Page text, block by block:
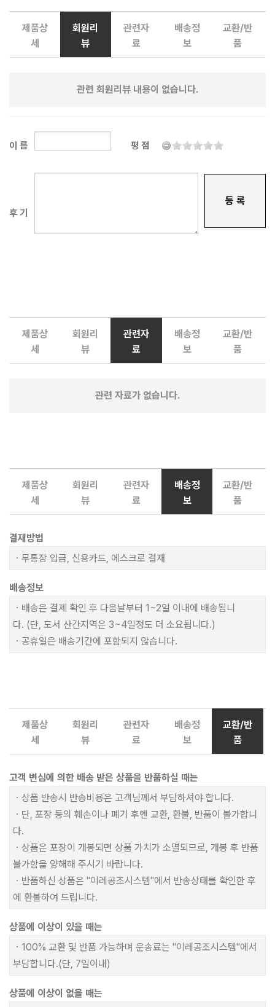
제품상
세
회원리
뷰
관련자
료
배송정
보
교환/반
품
관련 회원리뷰 내용이 없습니다.
이 름 평 점
후 기
등 록
제품상
세
회원리
뷰
관련자
료
배송정
보
교환/반
품
관련 자료가 없습니다.
제품상
세
회원리
뷰
관련자
료
배송정
보
교환/반
품
결재방법
ㆍ무통장 입금, 신용카드, 에스크로 결재
배송정보
ㆍ배송은 결제 확인 후 다음날부터 1~2일 이내에 배송됩니
다. (단, 도서 산간지역은 3~4일정도 더 소요됩니다.)
ㆍ공휴일은 배송기간에 포함되지 않습니다.
제품상
세
회원리
뷰
관련자
료
배송정
보
교환/반
품
고객 변심에 의한 배송 받은 상품을 반품하실 때는
ㆍ상품 반송시 반송비용은 고객님께서 부담하셔야 합니다.
ㆍ단, 포장 등의 훼손이나 폐기 후엔 교환, 환불, 반품이 불가합니
다.
ㆍ상품은 포장이 개봉되면 상품 가치가 소멸되므로, 개봉 후 반품
불가함을 양해해 주시기 바랍니다.
ㆍ반품하신 상품은 "이레공조시스템"에서 반송상태를 확인한 후
에 환불하여 드립니다.
상품에 이상이 있을 때는
ㆍ100% 교환 및 반품 가능하며 운송료는 "이레공조시스템"에서
부담합니다.(단, 7일이내)
상품에 이상이 없을 때는